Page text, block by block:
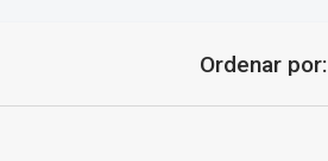
Ordenar por: